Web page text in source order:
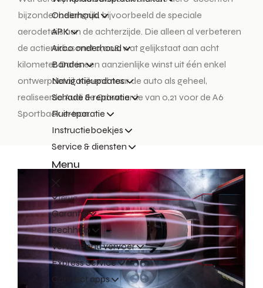
Onderhoud
APK
Airco onderhoud
Banden
Navigatieupdates
Schade & reparatie
Ruitreparatie
Instructieboekjes
Service & diensten
Menu
Terug
Garantie
Pechhulp
Vervangend vervoer
Express Service
Connect apps
bijzonder belangrijk, bijvoorbeeld de speciale
aerodetails aan de achterzijde. Die alleen al verbeteren
de actieradius met 0,008, wat gelijkstaat aan acht
kilometer. Dat is een aanzienlijke winst uit één enkel
ontwerpdetail. Kijkend naar de auto als geheel,
realiseerde Audi de Cd-waarde van 0,21 voor de A6
Sportback e-tron.